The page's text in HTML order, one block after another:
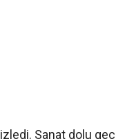
izledi. Sanat dolu